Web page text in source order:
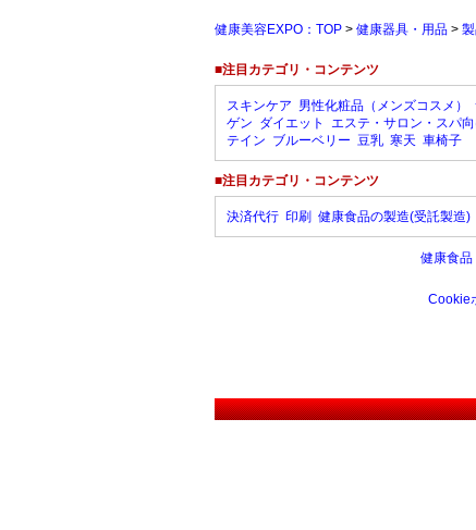
健康美容EXPO：TOP > 健康器具・用品 >
■注目カテゴリ・コンテンツ
スキンケア 男性化粧品（メンズコスメ）
ゲン ダイエット エステ・サロン・スパ
テイン ブルーベリー 豆乳 寒天 車椅子
■注目カテゴリ・コンテンツ
決済代行 印刷 健康食品の製造(受託製造)
健康食品
Cookie